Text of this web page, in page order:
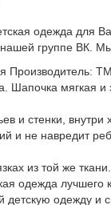
одежда для
группе ВК.
Производитель:
Шапочка мягкая
и стенки,
и не навредит
из той же
одежда
детскую одежду и